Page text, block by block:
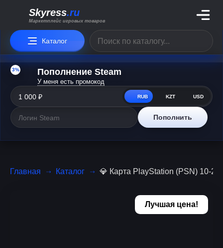
Skyress.ru
Маркетплейс игровых товаров
Каталог
3% Пополнение Steam
У меня есть промокод
RUB KZT USD
Пополнить
Главная Каталог 💎 Карта PlayStation (PSN) 10-
Лучшая цена!